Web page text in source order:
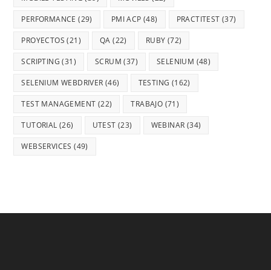
PERFORMANCE (29) PMI ACP (48) PRACTITEST (37)
PROYECTOS (21) QA (22) RUBY (72)
SCRIPTING (31) SCRUM (37) SELENIUM (48)
SELENIUM WEBDRIVER (46) TESTING (162)
TEST MANAGEMENT (22) TRABAJO (71)
TUTORIAL (26) UTEST (23) WEBINAR (34)
WEBSERVICES (49)